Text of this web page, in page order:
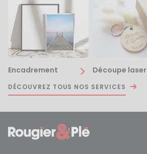
Encadrement Découpe laser
DÉCOUVREZ TOUS NOS SERVICES